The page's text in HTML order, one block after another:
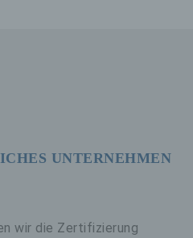
UNTERNEHMEN
wir die Zertifizierung